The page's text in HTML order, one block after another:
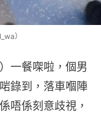
）
一餐㗎啦，個男
錄到，落車嗰陣
唔係刻意歧視，